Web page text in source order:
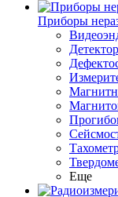
Приборы
Еще